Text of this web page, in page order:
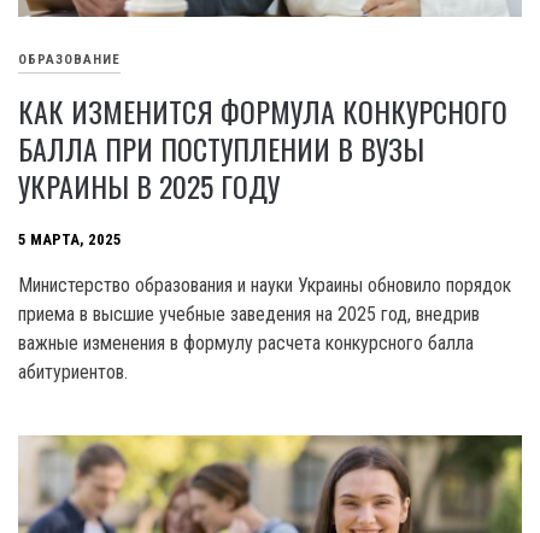
ОБРАЗОВАНИЕ
КАК ИЗМЕНИТСЯ ФОРМУЛА КОНКУРСНОГО
БАЛЛА ПРИ ПОСТУПЛЕНИИ В ВУЗЫ
УКРАИНЫ В 2025 ГОДУ
5 МАРТА, 2025
Министерство образования и науки Украины обновило порядок
приема в высшие учебные заведения на 2025 год, внедрив
важные изменения в формулу расчета конкурсного балла
абитуриентов.